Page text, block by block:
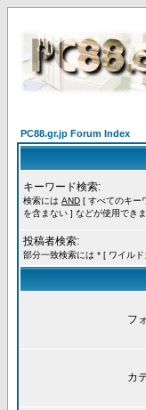
PC88.gr.jp Forum Index
キーワード検索:
検索には AND [ すべてのキー
を含まない ] などが使用でき
投稿者検索:
部分一致検索には * [ ワイルド
フ
カ